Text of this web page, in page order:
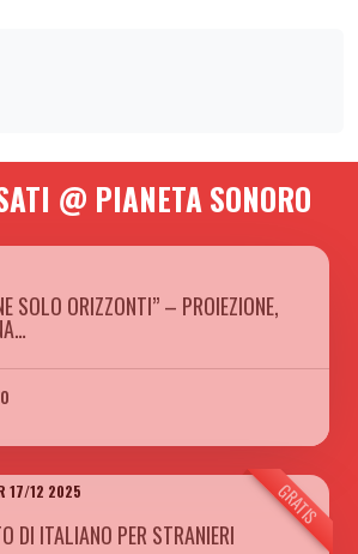
@ PIANETA SONORO
SOLO ORIZZONTI” – PROIEZIONE,
GRATIS
17/12 2025
DI ITALIANO PER STRANIERI